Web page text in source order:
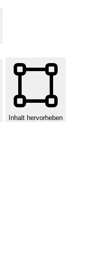
Inhalt hervorheben